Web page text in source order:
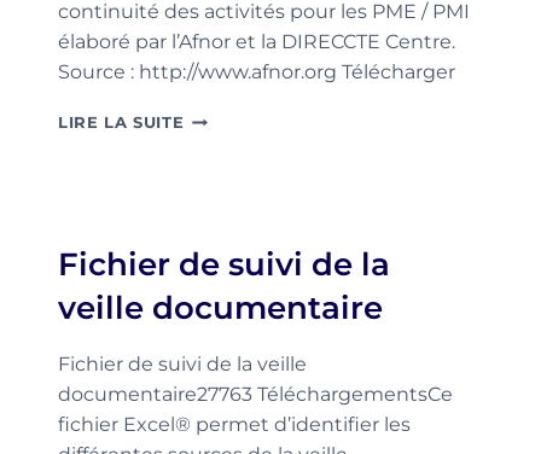
continuité des activités pour les PME / PMI
élaboré par l’Afnor et la DIRECCTE Centre.
Source : http://www.afnor.org Télécharger
LIRE LA SUITE GUIDE
OEUVRE
PLAN
CONTINUITÉ
DES
ACTIVITÉS
(PCA)
Fichier de suivi de la
veille documentaire
Fichier de suivi de la veille
documentaire27763 TéléchargementsCe
fichier Excel® permet d’identifier les